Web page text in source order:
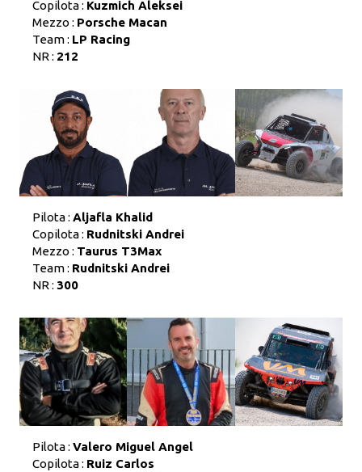
Copilota : Kuzmich Aleksei
Mezzo : Porsche Macan
Team : LP Racing
NR : 212
Pilota : Aljafla Khalid
Copilota : Rudnitski Andrei
Mezzo : Taurus T3Max
Team : Rudnitski Andrei
NR : 300
Pilota : Valero Miguel Angel
Copilota : Ruiz Carlos